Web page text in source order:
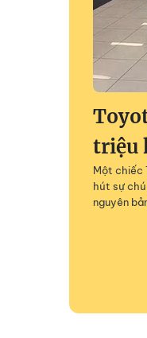
triệu
Một chiếc
hút sự
nguyên